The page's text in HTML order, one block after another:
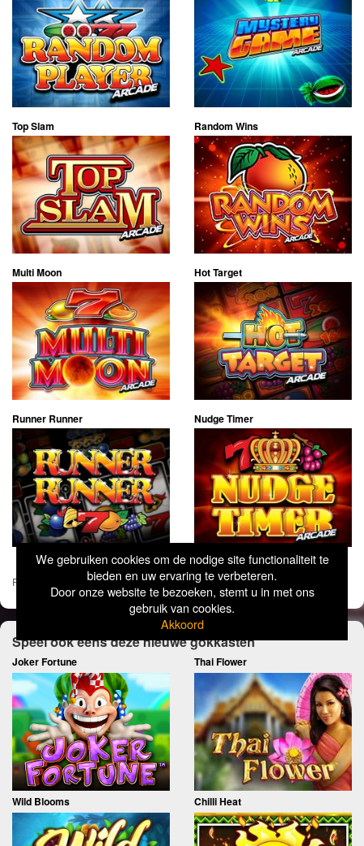
We gebruiken cookies om de nodige site functionaliteit te
bieden en uw ervaring te verbeteren.
Door onze website te bezoeken, stemt u in met ons
gebruik van cookies.
Akkoord
Top Slam Random Wins
Multi Moon Hot Target
Runner Runner Nudge Timer
Pages: »
Speel ook eens deze nieuwe gokkasten
Joker Fortune Thai Flower
Wild Blooms Chilli Heat